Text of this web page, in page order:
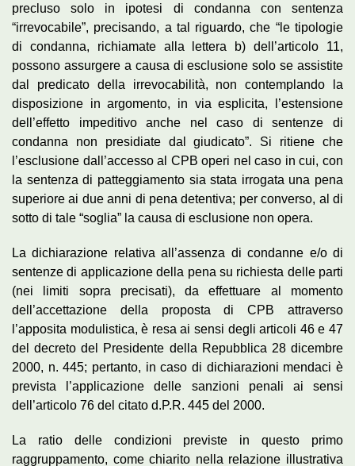
precluso solo in ipotesi di condanna con sentenza
“irrevocabile”, precisando, a tal riguardo, che “le tipologie
di condanna, richiamate alla lettera b) dell’articolo 11,
possono assurgere a causa di esclusione solo se assistite
dal predicato della irrevocabilità, non contemplando la
disposizione in argomento, in via esplicita, l’estensione
dell’effetto impeditivo anche nel caso di sentenze di
condanna non presidiate dal giudicato”. Si ritiene che
l’esclusione dall’accesso al CPB operi nel caso in cui, con
la sentenza di patteggiamento sia stata irrogata una pena
superiore ai due anni di pena detentiva; per converso, al di
sotto di tale “soglia” la causa di esclusione non opera.
La dichiarazione relativa all’assenza di condanne e/o di
sentenze di applicazione della pena su richiesta delle parti
(nei limiti sopra precisati), da effettuare al momento
dell’accettazione della proposta di CPB attraverso
l’apposita modulistica, è resa ai sensi degli articoli 46 e 47
del decreto del Presidente della Repubblica 28 dicembre
2000, n. 445; pertanto, in caso di dichiarazioni mendaci è
prevista l’applicazione delle sanzioni penali ai sensi
dell’articolo 76 del citato d.P.R. 445 del 2000.
La ratio delle condizioni previste in questo primo
raggruppamento, come chiarito nella relazione illustrativa